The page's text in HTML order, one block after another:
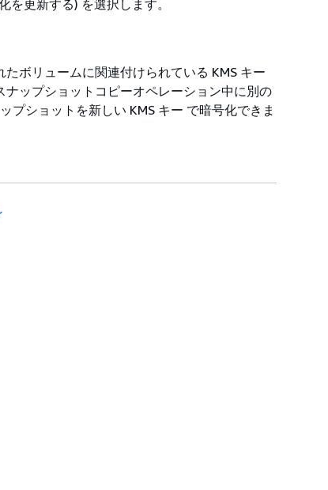
を更新する) を選択します。
ボリュームに関連付けられている KMS キー
ップショットコピーオペレーション中に別の
プショットを新しい KMS キー で暗号化できま